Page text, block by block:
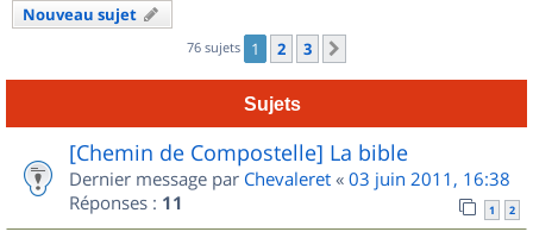
Nouveau sujet
76 sujets 1 2 3
Sujets
[Chemin de Compostelle] La bible
Dernier message par Chevaleret « 03 juin 2011, 16:38
Réponses : 11 1 2